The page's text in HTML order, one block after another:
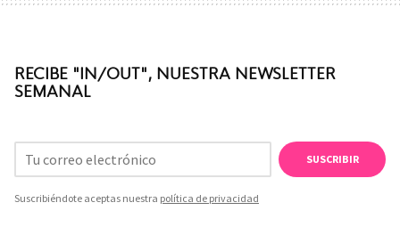
RECIBE "IN/OUT", NUESTRA NEWSLETTER
SEMANAL
SUSCRIBIR
Suscribiéndote aceptas nuestra política de privacidad